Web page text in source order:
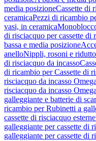
media posizioneCassette di
ceramicaPezzi di ricambio
vasi, in ceramica
di risciacquo per cassette di
bassa e media posizione
anelloNippli, rosoni e
di risciacquo da incasso
di ricambio per Cassette di
risciacquo da incasso Omega
risciacquo da incasso Omega
galleggiante e batterie di
ricambio per Rubinetti a
cassette di risciacquo esterne
galleggiante per cassette di
galleggiante per cassette di